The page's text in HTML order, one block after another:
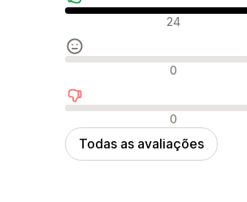
Avaliações positivas
24
Avaliações neutras
0
Avaliações negativas
0
Todas as avaliações